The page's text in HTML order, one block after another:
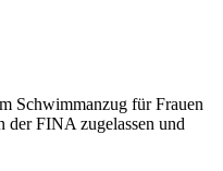
Schwimmanzug für Frauen
FINA zugelassen und